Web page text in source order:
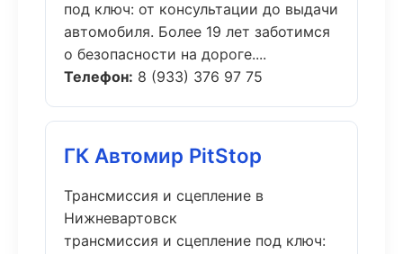
под ключ: от консультации до выдачи
автомобиля. Более 19 лет заботимся
о безопасности на дороге....
Телефон: 8 (933) 376 97 75
ГК Автомир PitStop
Трансмиссия и сцепление в
Нижневартовск
трансмиссия и сцепление под ключ: